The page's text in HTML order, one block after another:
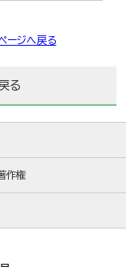
ージへ戻る
る
作権